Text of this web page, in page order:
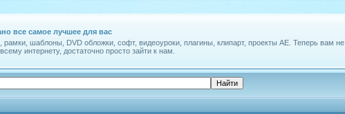
все самое лучшее для вас
шаблоны, DVD обложки, софт, видеоуроки, плагины, клипарт, проекты АЕ. Теперь вам не
интернету, достаточно просто зайти к нам.